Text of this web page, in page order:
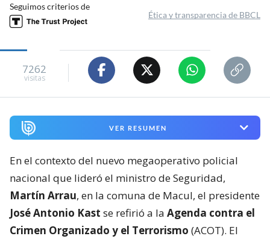
Seguimos criterios de
Ética y transparencia de BBCL
7262
visitas
VER RESUMEN
En el contexto del nuevo megaoperativo policial
nacional que lideró el ministro de Seguridad,
Martín Arrau, en la comuna de Macul, el presidente
José Antonio Kast se refirió a la Agenda contra el
Crimen Organizado y el Terrorismo (ACOT). El